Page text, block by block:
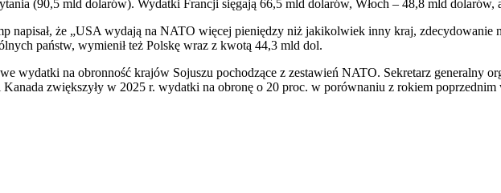
(90,5 mld dolarów). Wydatki Francji sięgają 66,5 mld dolarów, Włoch – 48,8 mld dolarów,
napisał, że „USA wydają na NATO więcej pieniędzy niż jakikolwiek inny kraj, zdecydowanie
państw, wymienił też Polskę wraz z kwotą 44,3 mld dol.
wydatki na obronność krajów Sojuszu pochodzące z zestawień NATO. Sekretarz generalny
zwiększyły w 2025 r. wydatki na obronę o 20 proc. w porównaniu z rokiem